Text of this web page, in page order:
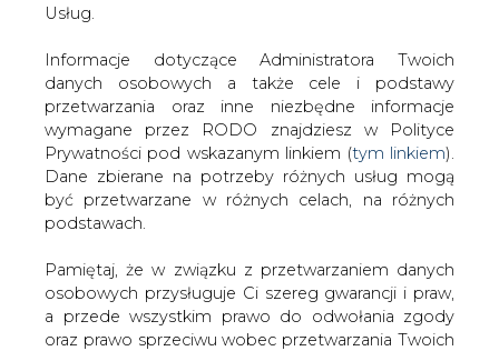
Usług.
Informacje dotyczące Administratora Twoich
danych osobowych a także cele i podstawy
przetwarzania oraz inne niezbędne informacje
wymagane przez RODO znajdziesz w Polityce
Prywatności pod wskazanym linkiem (tym linkiem).
Dane zbierane na potrzeby różnych usług mogą
być przetwarzane w różnych celach, na różnych
podstawach.
Pamiętaj, że w związku z przetwarzaniem danych
osobowych przysługuje Ci szereg gwarancji i praw,
a przede wszystkim prawo do odwołania zgody
oraz prawo sprzeciwu wobec przetwarzania Twoich
2007-07-27 00:00
skomentuj
udostępnij:
OMV dementuje doniesienia o
planach złożenia wezwania na MOL